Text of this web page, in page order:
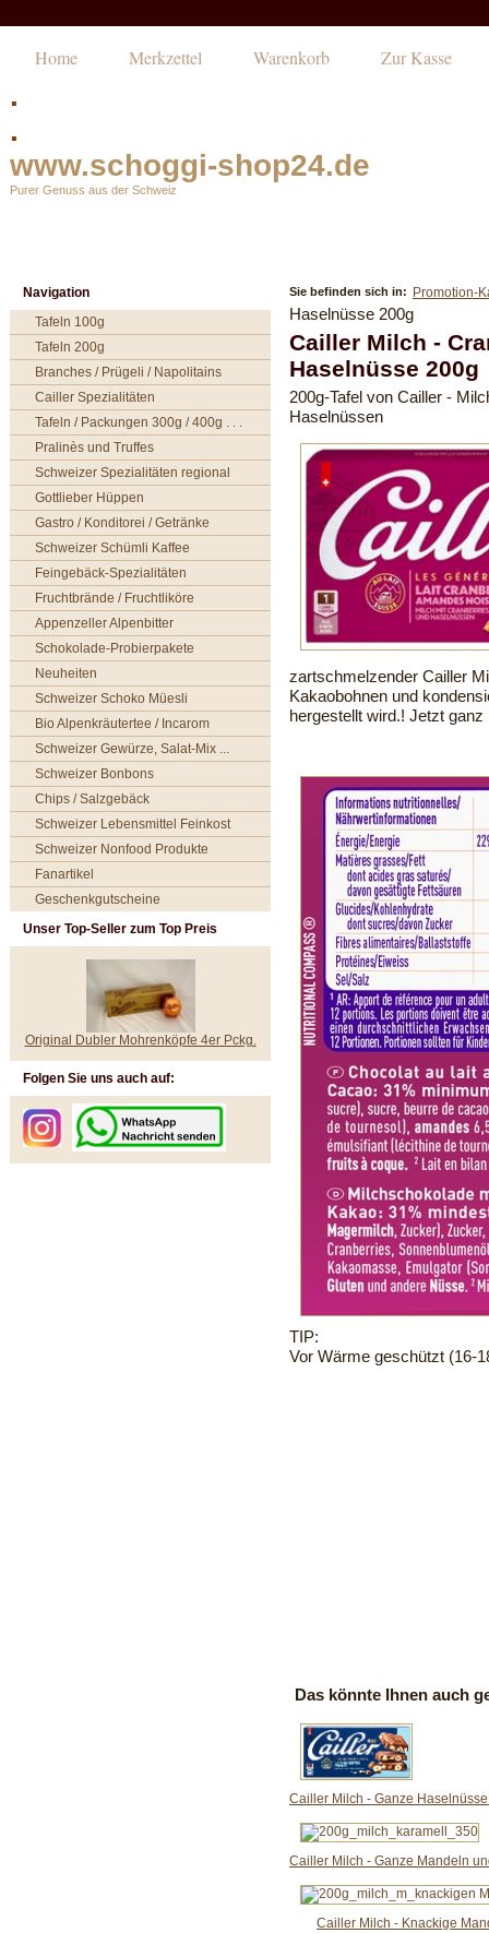
:
Home Merkzettel Warenkorb Zur Kasse
.
.
www.schoggi-shop24.de
Purer Genuss aus der Schweiz
Navigation
Tafeln 100g
Tafeln 200g
Branches / Prügeli / Napolitains
Cailler Spezialitäten
Tafeln / Packungen 300g / 400g . . .
Pralinès und Truffes
Schweizer Spezialitäten regional
Gottlieber Hüppen
Gastro / Konditorei / Getränke
Schweizer Schümli Kaffee
Feingebäck-Spezialitäten
Fruchtbrände / Fruchtliköre
Appenzeller Alpenbitter
Schokolade-Probierpakete
Neuheiten
Schweizer Schoko Müesli
Bio Alpenkräutertee / Incarom
Schweizer Gewürze, Salat-Mix ...
Schweizer Bonbons
Chips / Salzgebäck
Schweizer Lebensmittel Feinkost
Schweizer Nonfood Produkte
Fanartikel
Geschenkgutscheine
Unser Top-Seller zum Top Preis
Original Dubler Mohrenköpfe 4er Pckg.
Folgen Sie uns auch auf:
Sie befinden sich in: Promotion-
Haselnüsse 200g
Cailler Milch -
Haselnüsse 200g
200g-Tafel von Cailler -
Haselnüssen
zartschmelzender Cailler
Kakaobohnen und
hergestellt wird.! Jetzt ganz
TIP:
Vor Wärme geschützt (16-
Das könnte Ihnen auch
Cailler Milch - Ganze
Cailler Milch - Ganze Mandeln
Cailler Milch - Knackige